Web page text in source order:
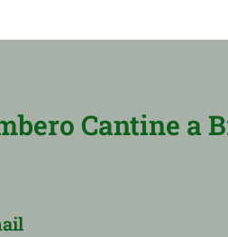
Cantine